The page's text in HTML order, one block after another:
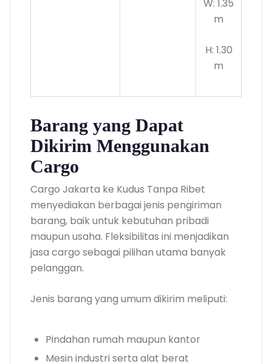
W: 1.35
m
H: 1.30
m
Barang yang Dapat
Dikirim Menggunakan
Cargo
Cargo Jakarta ke Kudus Tanpa Ribet
menyediakan berbagai jenis pengiriman
barang, baik untuk kebutuhan pribadi
maupun usaha. Fleksibilitas ini menjadikan
jasa cargo sebagai pilihan utama banyak
pelanggan.
Jenis barang yang umum dikirim meliputi:
Pindahan rumah maupun kantor
Mesin industri serta alat berat